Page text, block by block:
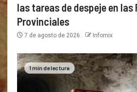
las tareas de despeje en las
Provinciales
7 de agosto de 2026 Infomix
1 min de lectura